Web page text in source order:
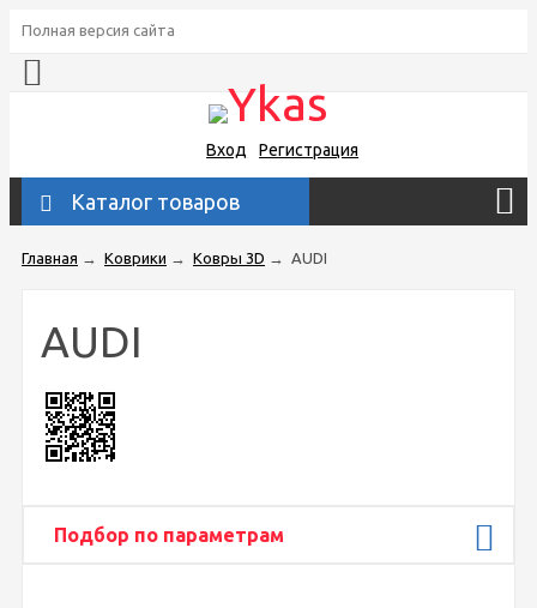
Полная версия сайта
Вход Регистрация
Каталог товаров
Главная → Коврики → Ковры 3D → AUDI
AUDI
Подбор по параметрам